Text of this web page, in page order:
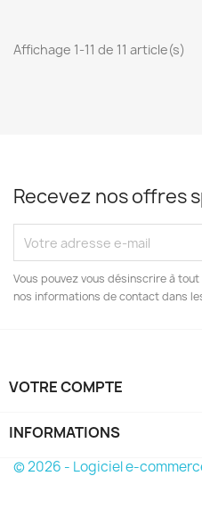
Affichage 1-11 de 11 article(s)
Recevez nos offres
Vous pouvez vous désinscrire à
nos informations de contact dans
VOTRE COMPTE
INFORMATIONS
© 2026 - Logiciel e-